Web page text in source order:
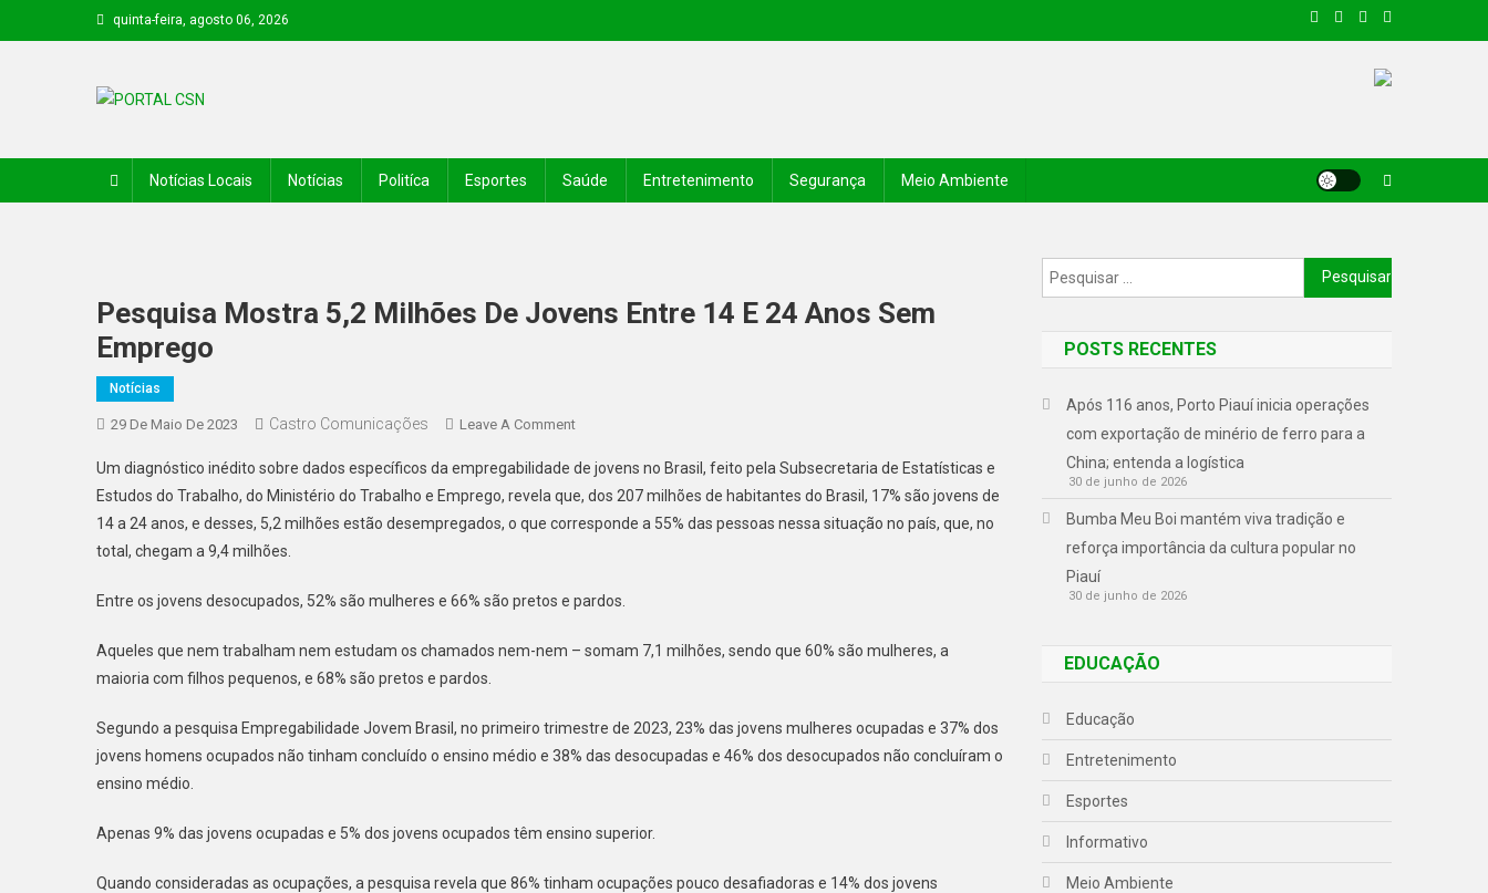
quinta-feira, agosto 06, 2026
Notícias Locais Notícias Politíca Esportes Saúde Entretenimento Segurança Meio Ambiente
Pesquisa Mostra 5,2 Milhões De Jovens Entre 14 E 24 Anos Sem
Emprego
Notícias
29 De Maio De 2023 Castro Comunicações Leave A Comment
Um diagnóstico inédito sobre dados específicos da empregabilidade de jovens no Brasil, feito pela Subsecretaria de Estatísticas e
Estudos do Trabalho, do Ministério do Trabalho e Emprego, revela que, dos 207 milhões de habitantes do Brasil, 17% são jovens de
14 a 24 anos, e desses, 5,2 milhões estão desempregados, o que corresponde a 55% das pessoas nessa situação no país, que, no
total, chegam a 9,4 milhões.
Entre os jovens desocupados, 52% são mulheres e 66% são pretos e pardos.
Aqueles que nem trabalham nem estudam os chamados nem-nem – somam 7,1 milhões, sendo que 60% são mulheres, a
maioria com filhos pequenos, e 68% são pretos e pardos.
Segundo a pesquisa Empregabilidade Jovem Brasil, no primeiro trimestre de 2023, 23% das jovens mulheres ocupadas e 37% dos
jovens homens ocupados não tinham concluído o ensino médio e 38% das desocupadas e 46% dos desocupados não concluíram o
ensino médio.
Apenas 9% das jovens ocupadas e 5% dos jovens ocupados têm ensino superior.
Quando consideradas as ocupações, a pesquisa revela que 86% tinham ocupações pouco desafiadoras e 14% dos jovens
POSTS RECENTES
Após 116 anos, Porto Piauí inicia operações
com exportação de minério de ferro para a
China; entenda a logística
30 de junho de 2026
Bumba Meu Boi mantém viva tradição e
reforça importância da cultura popular no
Piauí
30 de junho de 2026
EDUCAÇÃO
Educação
Entretenimento
Esportes
Informativo
Meio Ambiente